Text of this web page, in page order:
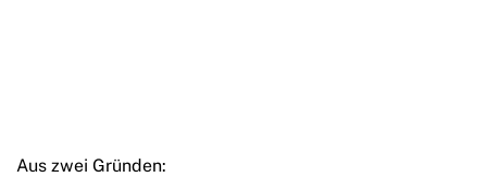
Aus zwei Gründen: